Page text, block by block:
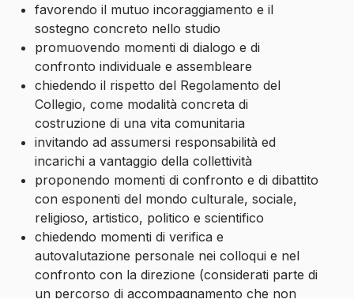
favorendo il mutuo incoraggiamento e il
sostegno concreto nello studio
promuovendo momenti di dialogo e di
confronto individuale e assembleare
chiedendo il rispetto del Regolamento del
Collegio, come modalità concreta di
costruzione di una vita comunitaria
invitando ad assumersi responsabilità ed
incarichi a vantaggio della collettività
proponendo momenti di confronto e di dibattito
con esponenti del mondo culturale, sociale,
religioso, artistico, politico e scientifico
chiedendo momenti di verifica e
autovalutazione personale nei colloqui e nel
confronto con la direzione (considerati parte di
un percorso di accompagnamento che non